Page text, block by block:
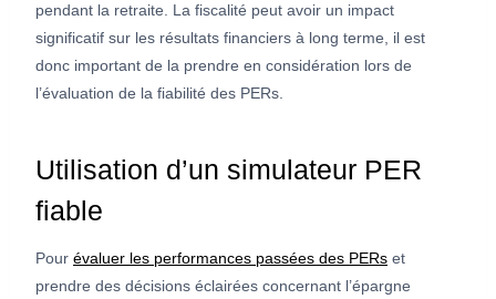
pendant la retraite. La fiscalité peut avoir un impact
significatif sur les résultats financiers à long terme, il est
donc important de la prendre en considération lors de
l’évaluation de la fiabilité des PERs.
Utilisation d’un simulateur PER
fiable
Pour évaluer les performances passées des PERs et
prendre des décisions éclairées concernant l’épargne